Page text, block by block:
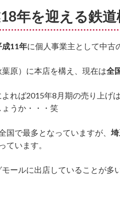
年を迎える鉄
成11年に個人事業主として中古
原）に本店を構え、現在は全
れば2015年8月期の売り上げ
うか・・・笑
国で最多となっていますが、
ています。
ールに出店していることが